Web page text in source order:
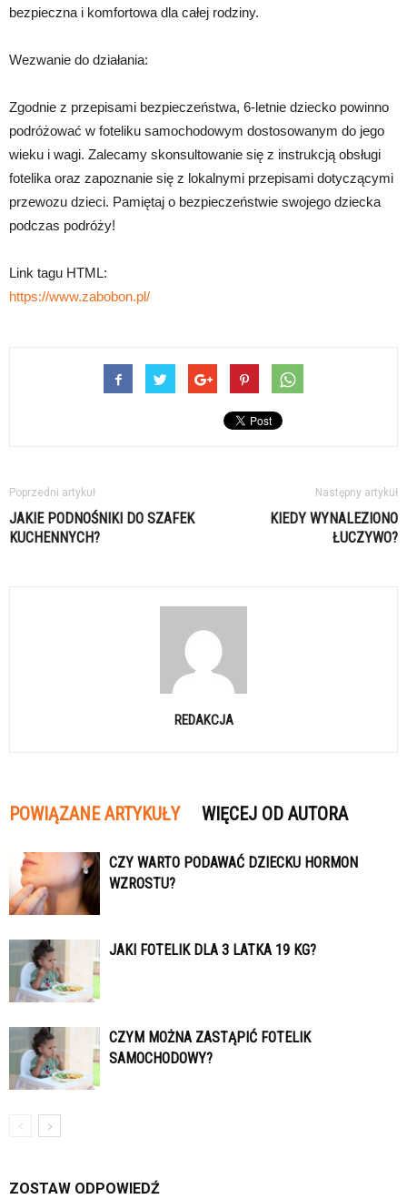
bezpieczna i komfortowa dla całej rodziny.
Wezwanie do działania:
Zgodnie z przepisami bezpieczeństwa, 6-letnie dziecko powinno
podróżować w foteliku samochodowym dostosowanym do jego
wieku i wagi. Zalecamy skonsultowanie się z instrukcją obsługi
fotelika oraz zapoznanie się z lokalnymi przepisami dotyczącymi
przewozu dzieci. Pamiętaj o bezpieczeństwie swojego dziecka
podczas podróży!
Link tagu HTML:
https://www.zabobon.pl/
Poprzedni artykuł
JAKIE PODNOŚNIKI DO SZAFEK
KUCHENNYCH?
Następny artykuł
KIEDY WYNALEZIONO
ŁUCZYWO?
REDAKCJA
POWIĄZANE ARTYKUŁY WIĘCEJ OD AUTORA
CZY WARTO PODAWAĆ DZIECKU HORMON
WZROSTU?
JAKI FOTELIK DLA 3 LATKA 19 KG?
CZYM MOŻNA ZASTĄPIĆ FOTELIK
SAMOCHODOWY?
ZOSTAW ODPOWIEDŹ